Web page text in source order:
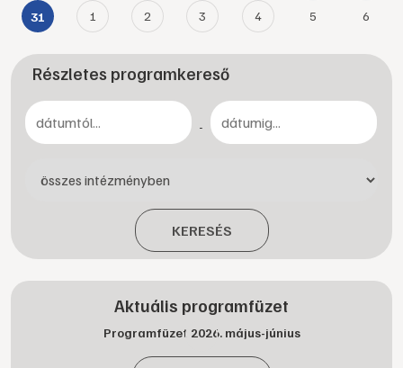
31 1 2 3 4 5 6
Részletes programkereső
-
KERESÉS
Aktuális programfüzet
Programfüzet 2026. május-június